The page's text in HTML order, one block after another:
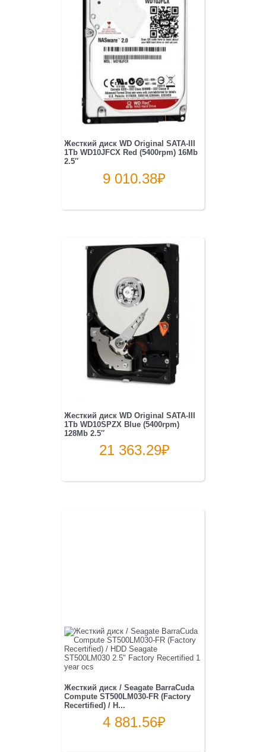
Жесткий диск WD Original SATA-III
1Tb WD10JFCX Red (5400rpm) 16Mb
2.5″
9 010.38₽
Жесткий диск WD Original SATA-III
1Tb WD10SPZX Blue (5400rpm)
128Mb 2.5″
21 363.29₽
Жесткий диск / Seagate BarraCuda
Compute ST500LM030-FR (Factory
Recertified) / H...
4 881.56₽